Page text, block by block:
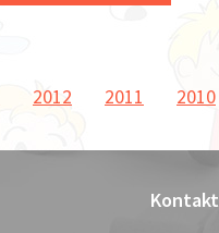
2012 2011 2010
Kontakt